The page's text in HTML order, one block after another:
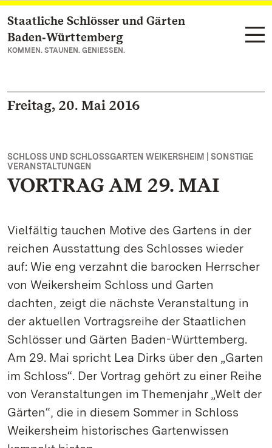
Zum Hauptinhalt springen
Staatliche Schlösser und Gärten
Baden‑Württemberg
KOMMEN. STAUNEN. GENIESSEN.
Freitag, 20. Mai 2016
SCHLOSS UND SCHLOSSGARTEN WEIKERSHEIM | SONSTIGE
VERANSTALTUNGEN
VORTRAG AM 29. MAI
Vielfältig tauchen Motive des Gartens in der
reichen Ausstattung des Schlosses wieder
auf: Wie eng verzahnt die barocken Herrscher
von Weikersheim Schloss und Garten
dachten, zeigt die nächste Veranstaltung in
der aktuellen Vortragsreihe der Staatlichen
Schlösser und Gärten Baden-Württemberg.
Am 29. Mai spricht Lea Dirks über den „Garten
im Schloss“. Der Vortrag gehört zu einer Reihe
von Veranstaltungen im Themenjahr „Welt der
Gärten“, die in diesem Sommer in Schloss
Weikersheim historisches Gartenwissen